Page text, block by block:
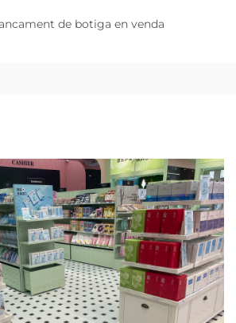
de botiga en venda